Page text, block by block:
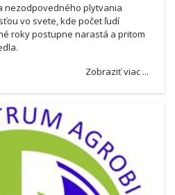
nezodpovedného plytvania
vo svete, kde počet ľudí
roky postupne narastá a pritom
Zobraziť viac ...